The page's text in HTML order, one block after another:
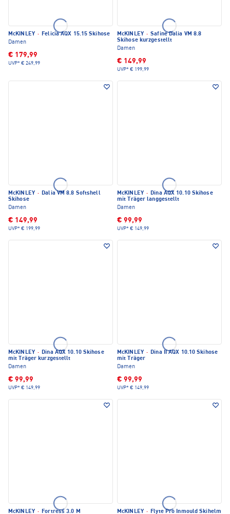
McKINLEY · Felicia AQX 15.15 Skihose
Damen
€ 179,99
UVP* € 249,99
McKINLEY · Safine Dalia VM 8.8
Skihose kurzgestellt
Damen
€ 149,99
UVP* € 199,99
McKINLEY · Dalia VM 8.8 Softshell
Skihose
Damen
€ 149,99
UVP* € 199,99
McKINLEY · Dina AQX 10.10 Skihose
mit Träger langgestellt
Damen
€ 99,99
UVP* € 149,99
McKINLEY · Dina AQX 10.10 Skihose
mit Träger kurzgestellt
Damen
€ 99,99
UVP* € 149,99
McKINLEY · Dina II AQX 10.10 Skihose
mit Träger
Damen
€ 99,99
UVP* € 149,99
McKINLEY · Fortress 3.0 M McKINLEY · Flyte Pro Inmould Skihelm